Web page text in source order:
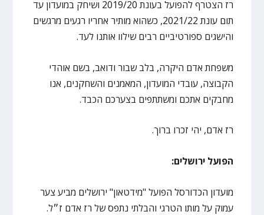
רז הצטרף להפועל בעונת 2019/20 ושיחק במועדון עד
תום עונת 2021/22, כשהוא מותיר אחריו רגעים מרגשים
והישגים ספורטיביים רבים שילוו אותנו לעד.
משפחת אדם היקרה, בלב שבור ודואב, בשם אוהדי
הקבוצה, עובדי המועדון, המאמנים והשחקנים, אנו
מחבקים אתכם ומשתתפים בצערכם הכבד.
רז אדם, יהי זכרו ברוך.
הפועל ירושלים:
מועדון הכדורסל הפועל "מידטאון" ירושלים מביע צער
עמוק על מותו הטרגי והבלתי נתפס של רז אדם ז״ל.